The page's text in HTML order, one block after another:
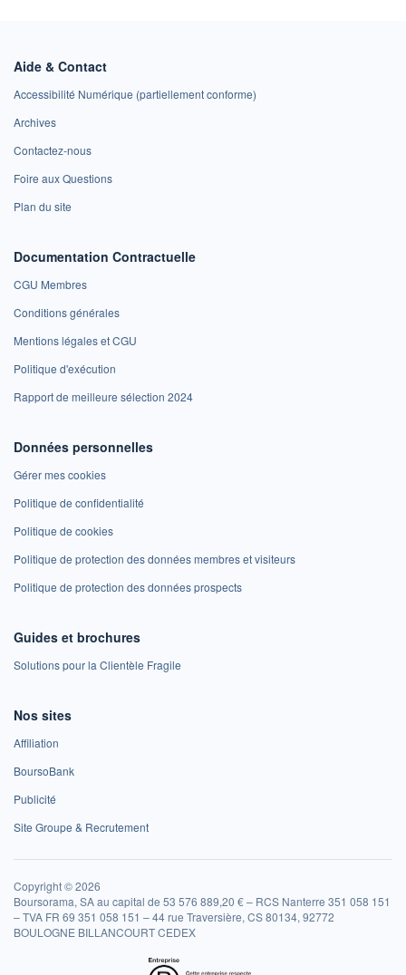
Aide & Contact
Accessibilité Numérique (partiellement conforme)
Archives
Contactez-nous
Foire aux Questions
Plan du site
Documentation Contractuelle
CGU Membres
Conditions générales
Mentions légales et CGU
Politique d'exécution
Rapport de meilleure sélection 2024
Données personnelles
Gérer mes cookies
Politique de confidentialité
Politique de cookies
Politique de protection des données membres et visiteurs
Politique de protection des données prospects
Guides et brochures
Solutions pour la Clientèle Fragile
Nos sites
Affiliation
BoursoBank
Publicité
Site Groupe & Recrutement
Copyright © 2026
Boursorama, SA au capital de 53 576 889,20 € – RCS Nanterre 351 058 151
– TVA FR 69 351 058 151 – 44 rue Traversière, CS 80134, 92772
BOULOGNE BILLANCOURT CEDEX